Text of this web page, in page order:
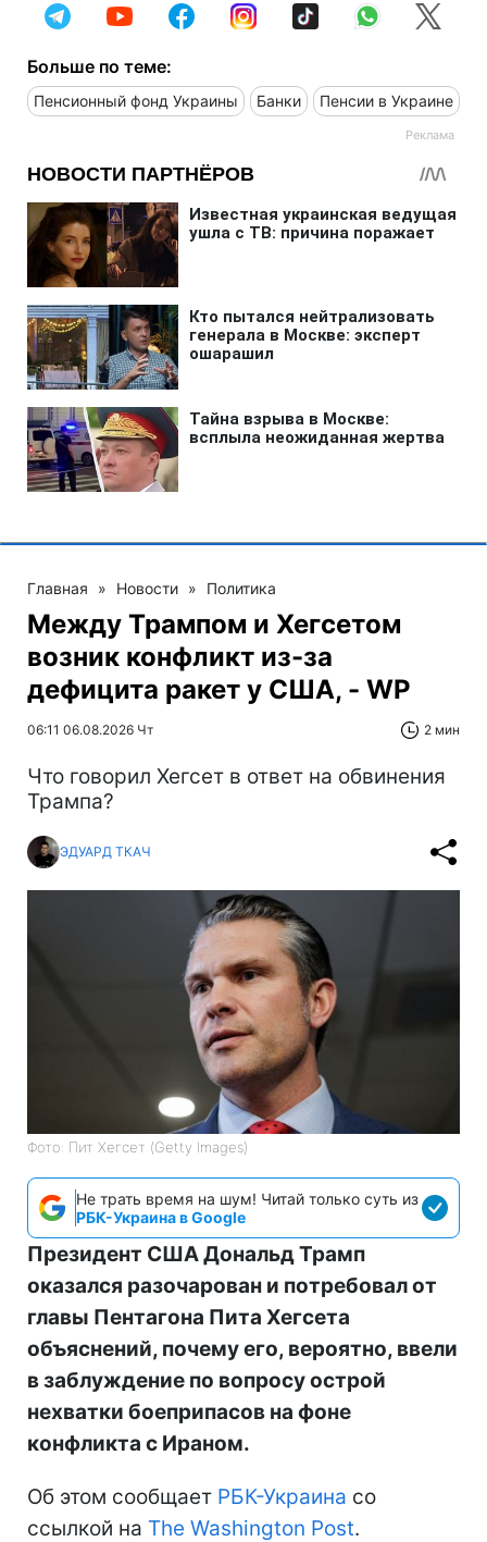
Больше по теме:
Пенсионный фонд Украины Банки Пенсии в Украине
Главная » Новости » Политика
Между Трампом и Хегсетом
возник конфликт из-за
дефицита ракет у США, - WP
06:11 06.08.2026 Чт 2 мин
Что говорил Хегсет в ответ на обвинения
Трампа?
ЭДУАРД ТКАЧ
Фото: Пит Хегсет (Getty Images)
Не трать время на шум! Читай только суть из
РБК-Украина в Google
Президент США Дональд Трамп
оказался разочарован и потребовал от
главы Пентагона Пита Хегсета
объяснений, почему его, вероятно, ввели
в заблуждение по вопросу острой
нехватки боеприпасов на фоне
конфликта с Ираном.
Об этом сообщает РБК-Украина со
ссылкой на The Washington Post.